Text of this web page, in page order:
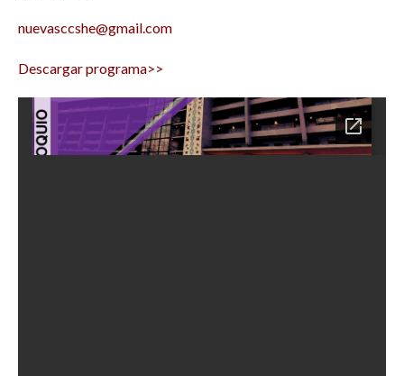
nuevasccshe@gmail.com
Descargar programa>>